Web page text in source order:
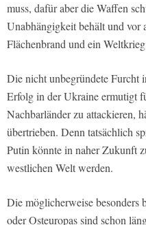
muss, dafür aber die Waffen
Unabhängigkeit behält und vor
Flächenbrand und ein
Die nicht unbegründete Furcht
Erfolg in der Ukraine ermutigt
Nachbarländer zu attackieren,
übertrieben. Denn tatsächlich
Putin könnte in naher Zukunft
westlichen Welt werden.
Die möglicherweise besonders
oder Osteuropas sind schon